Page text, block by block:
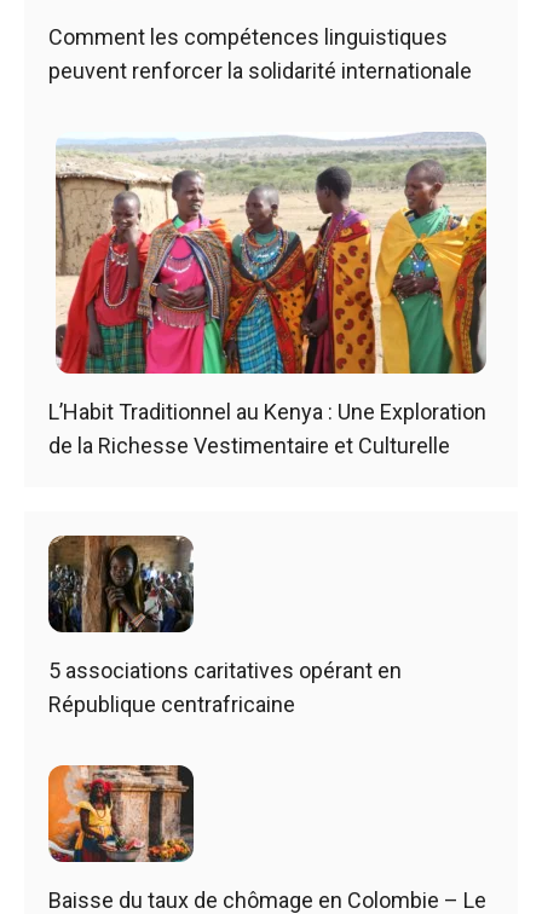
Comment les compétences linguistiques
peuvent renforcer la solidarité internationale
L’Habit Traditionnel au Kenya : Une Exploration
de la Richesse Vestimentaire et Culturelle
5 associations caritatives opérant en
République centrafricaine
Baisse du taux de chômage en Colombie – Le